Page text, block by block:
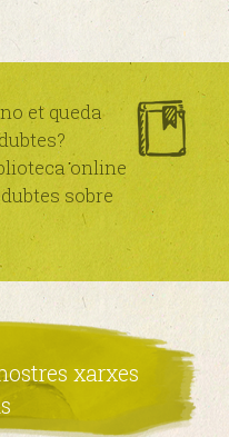
et queda
online
sobre
xarxes